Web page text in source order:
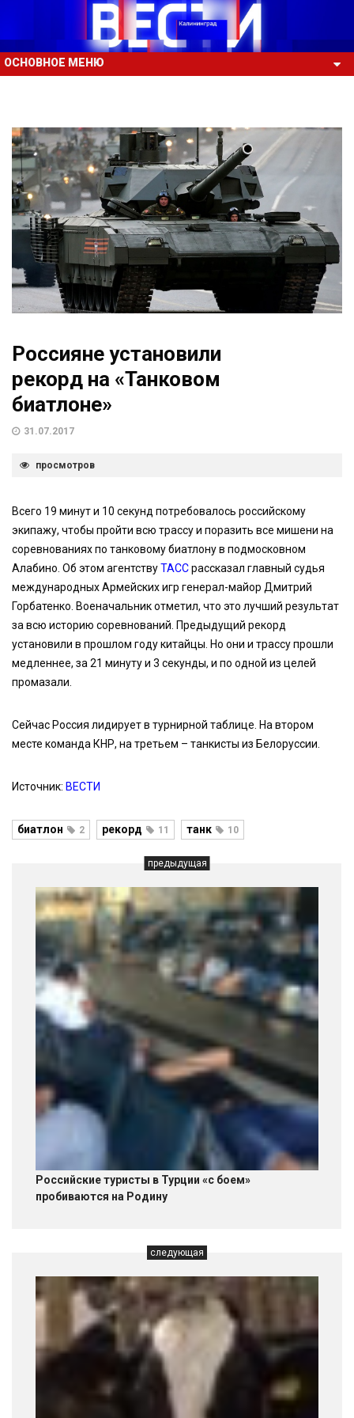
ОСНОВНОЕ МЕНЮ
Россияне установили
рекорд на «Танковом
биатлоне»
31.07.2017
просмотров
Всего 19 минут и 10 секунд потребовалось российскому
экипажу, чтобы пройти всю трассу и поразить все мишени на
соревнованиях по танковому биатлону в подмосковном
Алабино. Об этом агентствуТАССрассказал главный судья
международных Армейских игр генерал-майор Дмитрий
Горбатенко. Военачальник отметил, что это лучший результат
за всю историю соревнований. Предыдущий рекорд
установили в прошлом году китайцы. Но они и трассу прошли
медленнее, за 21 минуту и 3 секунды, и по одной из целей
промазали.
Сейчас Россия лидирует в турнирной таблице. На втором
месте команда КНР, на третьем – танкисты из Белоруссии.
Источник: ВЕСТИ
биатлон 2 рекорд 11 танк 10
предыдущая
Российские туристы в Турции «с боем»
пробиваются на Родину
следующая